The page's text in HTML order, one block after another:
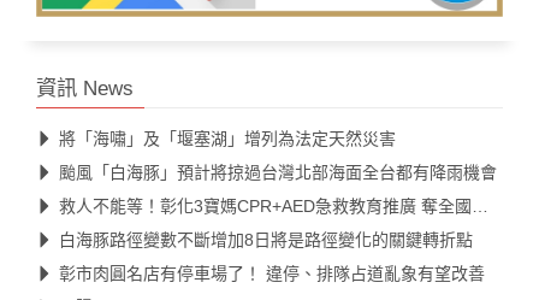
資訊 News
將「海嘯」及「堰塞湖」增列為法定天然災害
颱風「白海豚」預計將掠過台灣北部海面全台都有降雨機會
救人不能等！彰化3寶媽CPR+AED急救教育推廣 奪全國第一
白海豚路徑變數不斷增加8日將是路徑變化的關鍵轉折點
彰市肉圓名店有停車場了！ 違停、排隊占道亂象有望改善